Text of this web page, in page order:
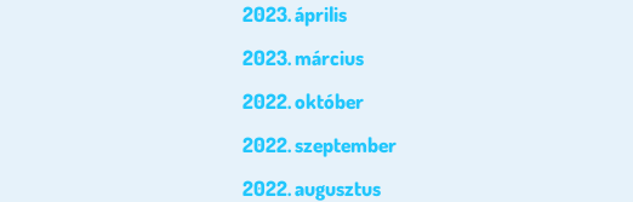
2023. április
2023. március
2022. október
2022. szeptember
2022. augusztus